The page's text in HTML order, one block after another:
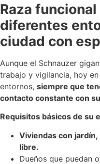
Raza
diferentes
ciudad con
Aunque el Schnauzer
trabajo y vigilancia, hoy
entornos, siempre que
contacto constante con
Requisitos básicos de su
Viviendas con jardín,
libre.
Dueños que puedan